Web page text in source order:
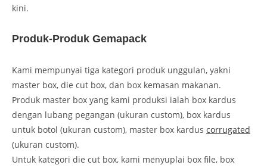
kini.
Produk-Produk Gemapack
Kami mempunyai tiga kategori produk unggulan, yakni
master box, die cut box, dan box kemasan makanan.
Produk master box yang kami produksi ialah box kardus
dengan lubang pegangan (ukuran custom), box kardus
untuk botol (ukuran custom), master box kardus corrugated
(ukuran custom).
Untuk kategori die cut box, kami menyuplai box file, box